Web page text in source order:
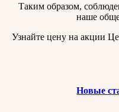
Таким образом,
наше
Узнайте цену на акции
Новые